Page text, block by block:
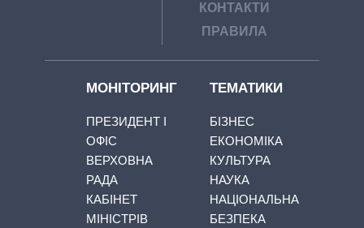
КОНТАКТИ
ПРАВИЛА
МОНІТОРИНГ
ПРЕЗИДЕНТ І
ОФІС
ВЕРХОВНА
РАДА
КАБІНЕТ
МІНІСТРІВ
ТЕМАТИКИ
БІЗНЕС
ЕКОНОМІКА
КУЛЬТУРА
НАУКА
НАЦІОНАЛЬНА
БЕЗПЕКА